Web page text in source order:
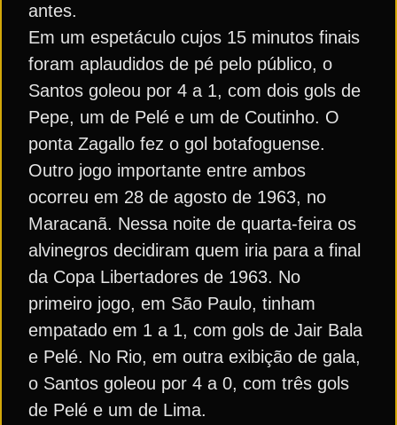
antes.
Em um espetáculo cujos 15 minutos finais
foram aplaudidos de pé pelo público, o
Santos goleou por 4 a 1, com dois gols de
Pepe, um de Pelé e um de Coutinho. O
ponta Zagallo fez o gol botafoguense.
Outro jogo importante entre ambos
ocorreu em 28 de agosto de 1963, no
Maracanã. Nessa noite de quarta-feira os
alvinegros decidiram quem iria para a final
da Copa Libertadores de 1963. No
primeiro jogo, em São Paulo, tinham
empatado em 1 a 1, com gols de Jair Bala
e Pelé. No Rio, em outra exibição de gala,
o Santos goleou por 4 a 0, com três gols
de Pelé e um de Lima.